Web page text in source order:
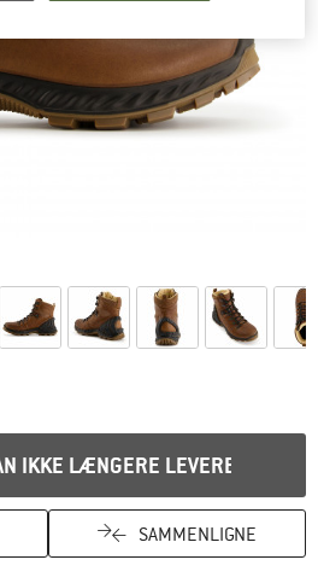
IKKE LÆNGERE LEVERES
SAMMENLIGNE